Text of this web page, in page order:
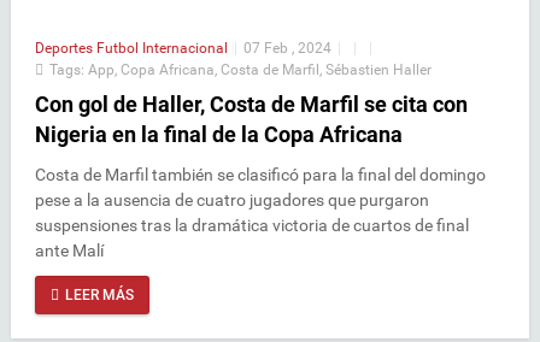
Deportes Futbol Internacional 07 Feb , 2024
Tags: App, Copa Africana, Costa de Marfil , Sébastien Haller
Con gol de Haller, Costa de Marfil se cita con
Nigeria en la final de la Copa Africana
Costa de Marfil también se clasificó para la final del domingo
pese a la ausencia de cuatro jugadores que purgaron
suspensiones tras la dramática victoria de cuartos de final
ante Malí
LEER MÁS